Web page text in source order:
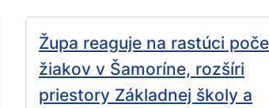
Župa reaguje na rastúci
žiakov v Šamoríne, rozšíri
priestory Základnej školy a